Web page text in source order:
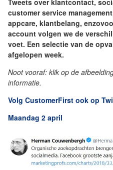
Tweets over klantcontact,
customer service
appcare, klantbelang,
account volgen we de
voet. Een selectie van de
afgelopen week.
Noot vooraf: klik op de
informatie.
Volg CustomerFirst ook op
Maandag 2 april